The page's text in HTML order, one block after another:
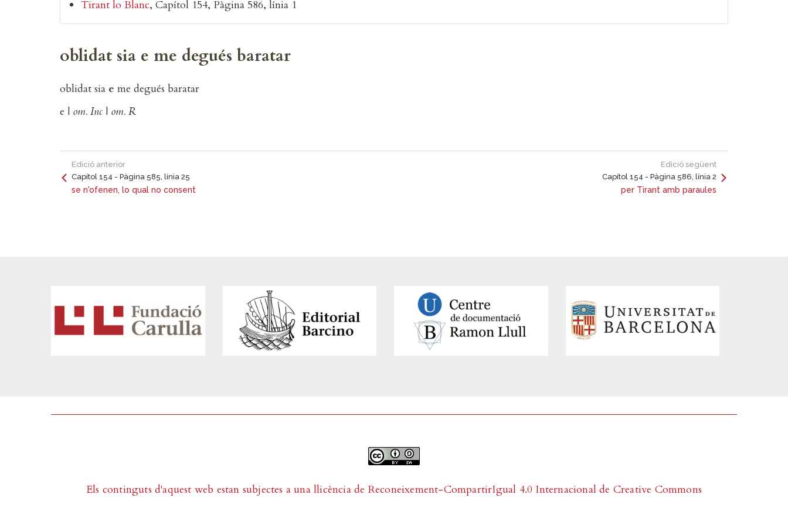
Tirant lo Blanc Capítol 154 Pàgina 586, línia 1
oblidat sia e me degués baratar
oblidat sia e me degués baratar
e | om. Inc | om. R
Edició anterior
Capítol 154 - Pàgina 585, línia 25
se n'ofenen, lo qual no consent
Edició següent
Capítol 154 - Pàgina 586, línia 2
per Tirant amb paraules
Els continguts d'aquest web estan subjectes a una llicència de Reconeixement-CompartirIgual 4.0 Internacional de Creative Commons